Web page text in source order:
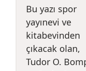
Bu yazı spor
yayınevi ve
kitabevinden
çıkacak olan,
Tudor O.